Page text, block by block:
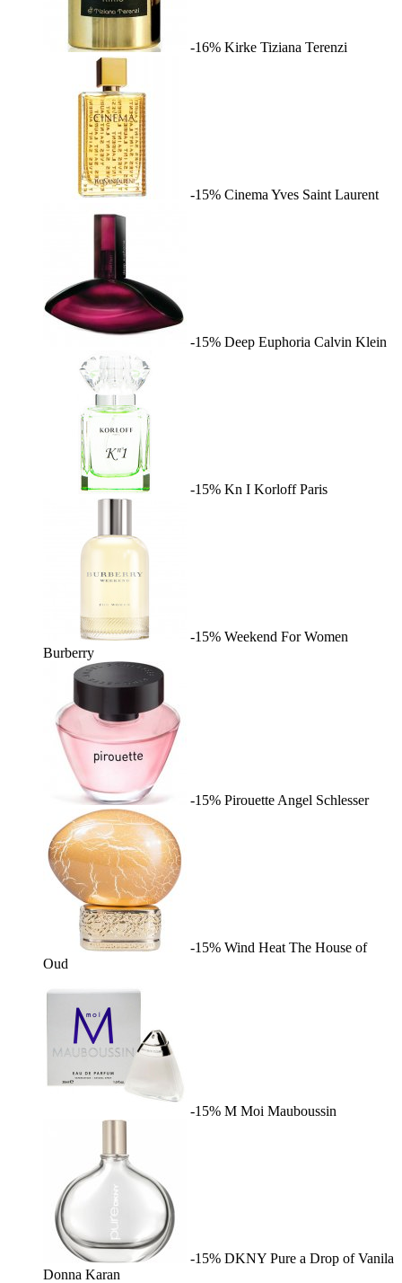
-16% Kirke Tiziana Terenzi
-15% Cinema Yves Saint Laurent
-15% Deep Euphoria Calvin Klein
-15% Kn I Korloff Paris
-15% Weekend For Women
Burberry
-15% Pirouette Angel Schlesser
-15% Wind Heat The House of
Oud
-15% M Moi Mauboussin
-15% DKNY Pure a Drop of Vanila
Donna Karan